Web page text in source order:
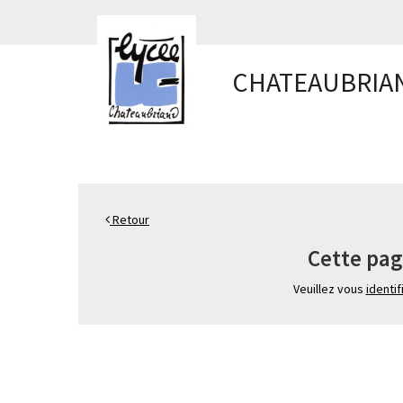
Retour
Cette
Veuillez vous